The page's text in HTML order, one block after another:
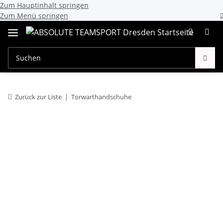
Zum Hauptinhalt springen
Zum Menü springen
Zurück zur Liste Torwarthandschuhe